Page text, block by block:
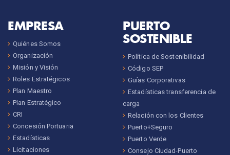
EMPRESA
Quiénes Somos
Organización
Misión y Visión
Roles Estratégicos
Plan Maestro
Plan Estratégico
CRI
Concesión Portuaria
Estadísticas
Licitaciones
PUERTO
SOSTENIBLE
Política de Sostenibilidad
Código SEP
Guías Corporativas
Estadísticas transferencia de
carga
Relación con los Clientes
Puerto+Seguro
Puerto Verde
Consejo Ciudad-Puerto